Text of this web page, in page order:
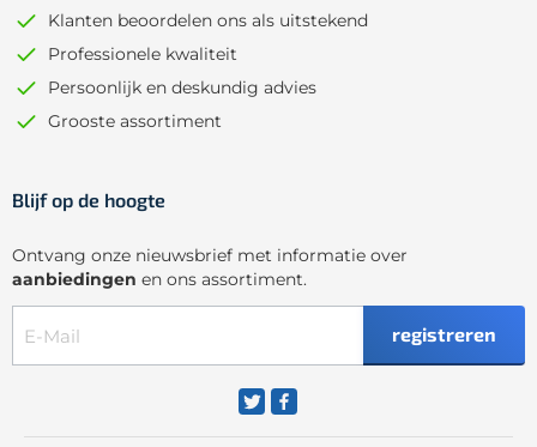
Klanten beoordelen ons als uitstekend
Professionele kwaliteit
Persoonlijk en deskundig advies
Grooste assortiment
Blijf op de hoogte
Ontvang onze nieuwsbrief met informatie over
aanbiedingen en ons assortiment.
registreren